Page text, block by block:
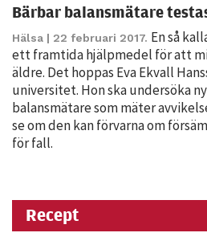
Bärbar balansmätare
Hälsa | 22 februari 2017. En så
ett framtida hjälpmedel för att
äldre. Det hoppas Eva Ekvall
universitet. Hon ska undersöka
balansmätare som mäter
se om den kan förvarna om
för fall.
Recept